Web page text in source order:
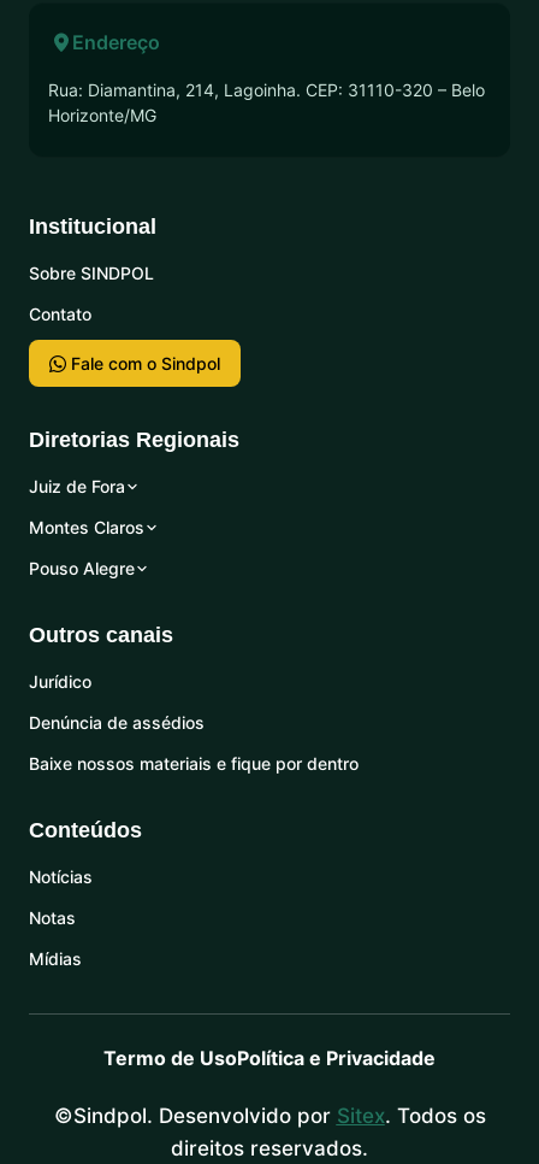
Endereço
Rua: Diamantina, 214, Lagoinha. CEP: 31110-320 – Belo
Horizonte/MG
Institucional
Sobre SINDPOL
Contato
Fale com o Sindpol
Diretorias Regionais
Juiz de Fora
Montes Claros
Pouso Alegre
Outros canais
Jurídico
Denúncia de assédios
Baixe nossos materiais e fique por dentro
Conteúdos
Notícias
Notas
Mídias
Termo de UsoPolítica e Privacidade
©Sindpol. Desenvolvido por Sitex. Todos os
direitos reservados.